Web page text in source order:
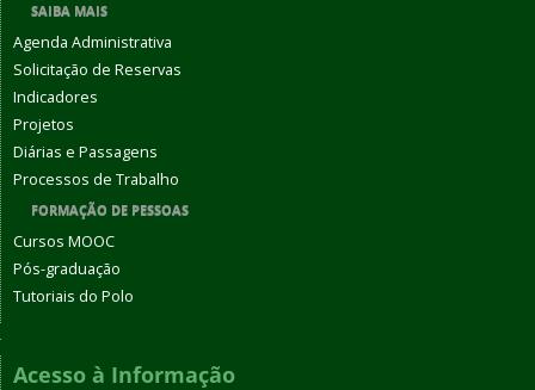
SAIBA MAIS
Agenda Administrativa
Solicitação de Reservas
Indicadores
Projetos
Diárias e Passagens
Processos de Trabalho
FORMAÇÃO DE PESSOAS
Cursos MOOC
Pós-graduação
Tutoriais do Polo
Acesso à Informação